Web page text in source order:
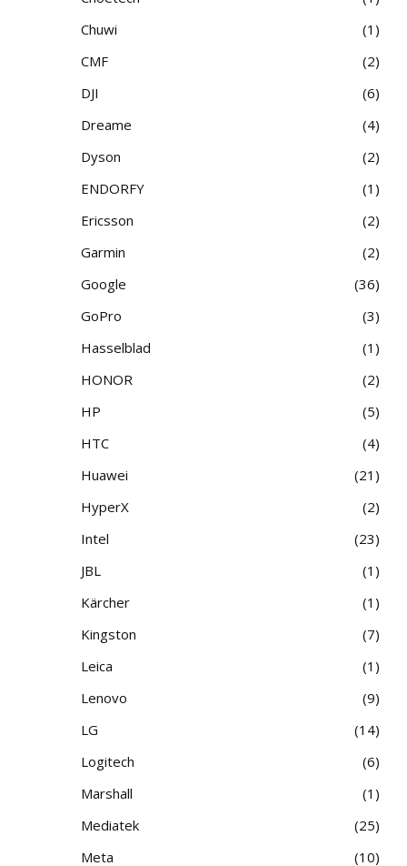
Chuwi
1
CMF
2
DJI
6
Dreame
4
Dyson
2
ENDORFY
1
Ericsson
2
Garmin
2
Google
36
GoPro
3
Hasselblad
1
HONOR
2
HP
5
HTC
4
Huawei
21
HyperX
2
Intel
23
JBL
1
Kärcher
1
Kingston
7
Leica
1
Lenovo
9
LG
14
Logitech
6
Marshall
1
Mediatek
25
Meta
10